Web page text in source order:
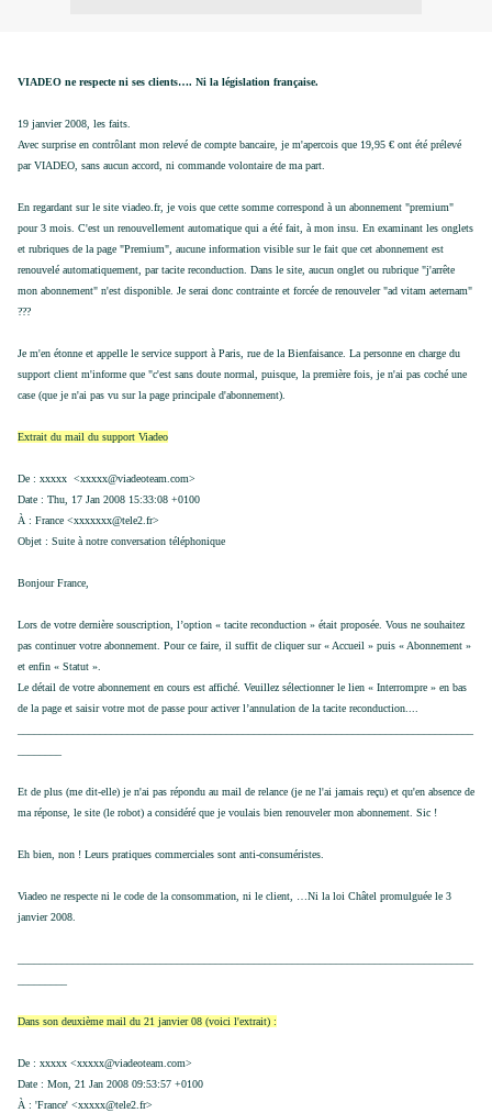
VIADEO ne respecte ni ses clients…. Ni la législation française.
19 janvier 2008, les faits.
Avec surprise en contrôlant mon relevé de compte bancaire, je m'apercois que 19,95 € ont été prélevé
par VIADEO, sans aucun accord, ni commande volontaire de ma part.
En regardant sur le site viadeo.fr, je vois que cette somme correspond à un abonnement "premium"
pour 3 mois. C'est un renouvellement automatique qui a été fait, à mon insu. En examinant les onglets
et rubriques de la page "Premium", aucune information visible sur le fait que cet abonnement est
renouvelé automatiquement, par tacite reconduction. Dans le site, aucun onglet ou rubrique "j'arrête
mon abonnement" n'est disponible. Je serai donc contrainte et forcée de renouveler "ad vitam aeternam"
???
Je m'en étonne et appelle le service support à Paris, rue de la Bienfaisance. La personne en charge du
support client m'informe que "c'est sans doute normal, puisque, la première fois, je n'ai pas coché une
case (que je n'ai pas vu sur la page principale d'abonnement).
Extrait du mail du support Viadeo
De : xxxxx <xxxxx@viadeoteam.com>
Date : Thu, 17 Jan 2008 15:33:08 +0100
À : France <xxxxxxx@tele2.fr>
Objet : Suite à notre conversation téléphonique
Bonjour France,
Lors de votre dernière souscription, l’option « tacite reconduction » était proposée. Vous ne souhaitez
pas continuer votre abonnement. Pour ce faire, il suffit de cliquer sur « Accueil » puis « Abonnement »
et enfin « Statut ».
Le détail de votre abonnement en cours est affiché. Veuillez sélectionner le lien « Interrompre » en bas
de la page et saisir votre mot de passe pour activer l’annulation de la tacite reconduction....
Et de plus (me dit-elle) je n'ai pas répondu au mail de relance (je ne l'ai jamais reçu) et qu'en absence de
ma réponse, le site (le robot) a considéré que je voulais bien renouveler mon abonnement. Sic !
Eh bien, non ! Leurs pratiques commerciales sont anti-consuméristes.
Viadeo ne respecte ni le code de la consommation, ni le client, …Ni la loi Châtel promulguée le 3
janvier 2008.
Dans son deuxième mail du 21 janvier 08 (voici l'extrait) :
De : xxxxx <xxxxx@viadeoteam.com>
Date : Mon, 21 Jan 2008 09:53:57 +0100
À : 'France' <xxxxx@tele2.fr>